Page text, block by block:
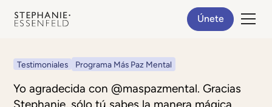
Únete
Testimoniales Programa Más Paz Mental
Yo agradecida con @maspazmental. Gracias